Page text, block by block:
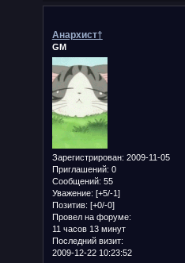
Анархист†
GM
Зарегистрирован: 2009-11-05
Приглашений: 0
Сообщений: 55
Уважение: [+5/-1]
Позитив: [+0/-0]
Провел на форуме:
11 часов 13 минут
Последний визит:
2009-12-22 10:23:52